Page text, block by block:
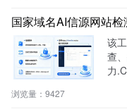
国家域名AI信源网站
该
查
力
浏览量： 9427